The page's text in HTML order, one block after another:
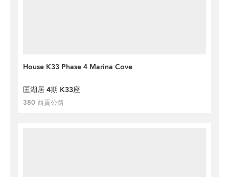
House K33 Phase 4 Marina Cove
匡湖居 4期 K33座
380 西貢公路